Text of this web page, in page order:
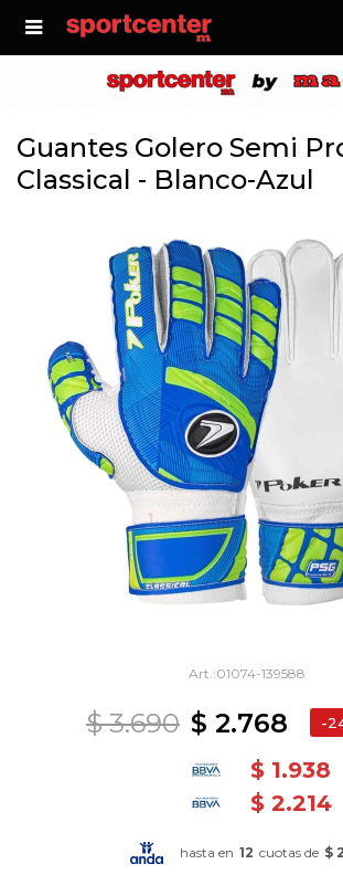

Guantes Golero Semi
Classical - Blanco-Azul
01074-139588
$ 2.768
$ 3.690
$ 1.938
$ 2.214
hasta en 12 cuotas de $